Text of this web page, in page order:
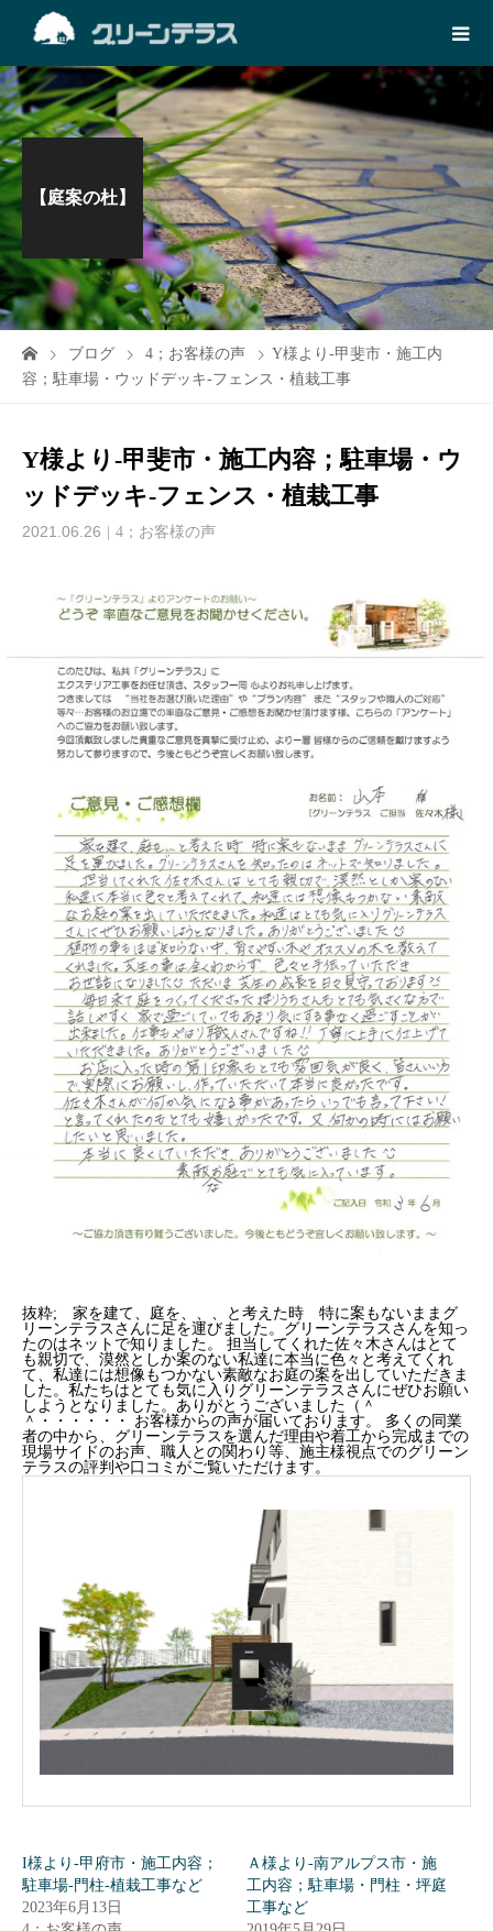
【庭案の杜】
ブログ 4；お客様の声
Y様より-甲斐市・施工内
容；駐車場・ウッドデッキ-フェンス・植栽工事
Y様より-甲斐市・施工内容；駐車場・ウ
ッドデッキ-フェンス・植栽工事
2021.06.26 4；お客様の声
抜粋; 家を建て、庭を、、、と考えた時 特に案もないままグ
リーンテラスさんに足を運びました。グリーンテラスさんを知っ
たのはネットで知りました。 担当してくれた佐々木さんはとて
も親切で、漠然としか案のない私達に本当に色々と考えてくれ
て、私達には想像もつかない素敵なお庭の案を出していただきま
した。私たちはとても気に入りグリーンテラスさんにぜひお願い
しようとなりました。ありがとうございました（＾
＾・・・・・・
お客様からの声が届いております。 多くの同業
者の中から、グリーンテラスを選んだ理由や着工から完成までの
現場サイドのお声、職人との関わり等、施主様視点でのグリーン
テラスの評判や口コミがご覧いただけます。
I様より-甲府市・施工内容；
駐車場-門柱-植栽工事など
2023年6月13日
Ａ様より-南アルプス市・施
工内容；駐車場・門柱・坪庭
工事など